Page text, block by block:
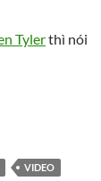
Tylerthì nói
VIDEO